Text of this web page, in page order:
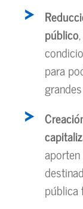
público
para
pública